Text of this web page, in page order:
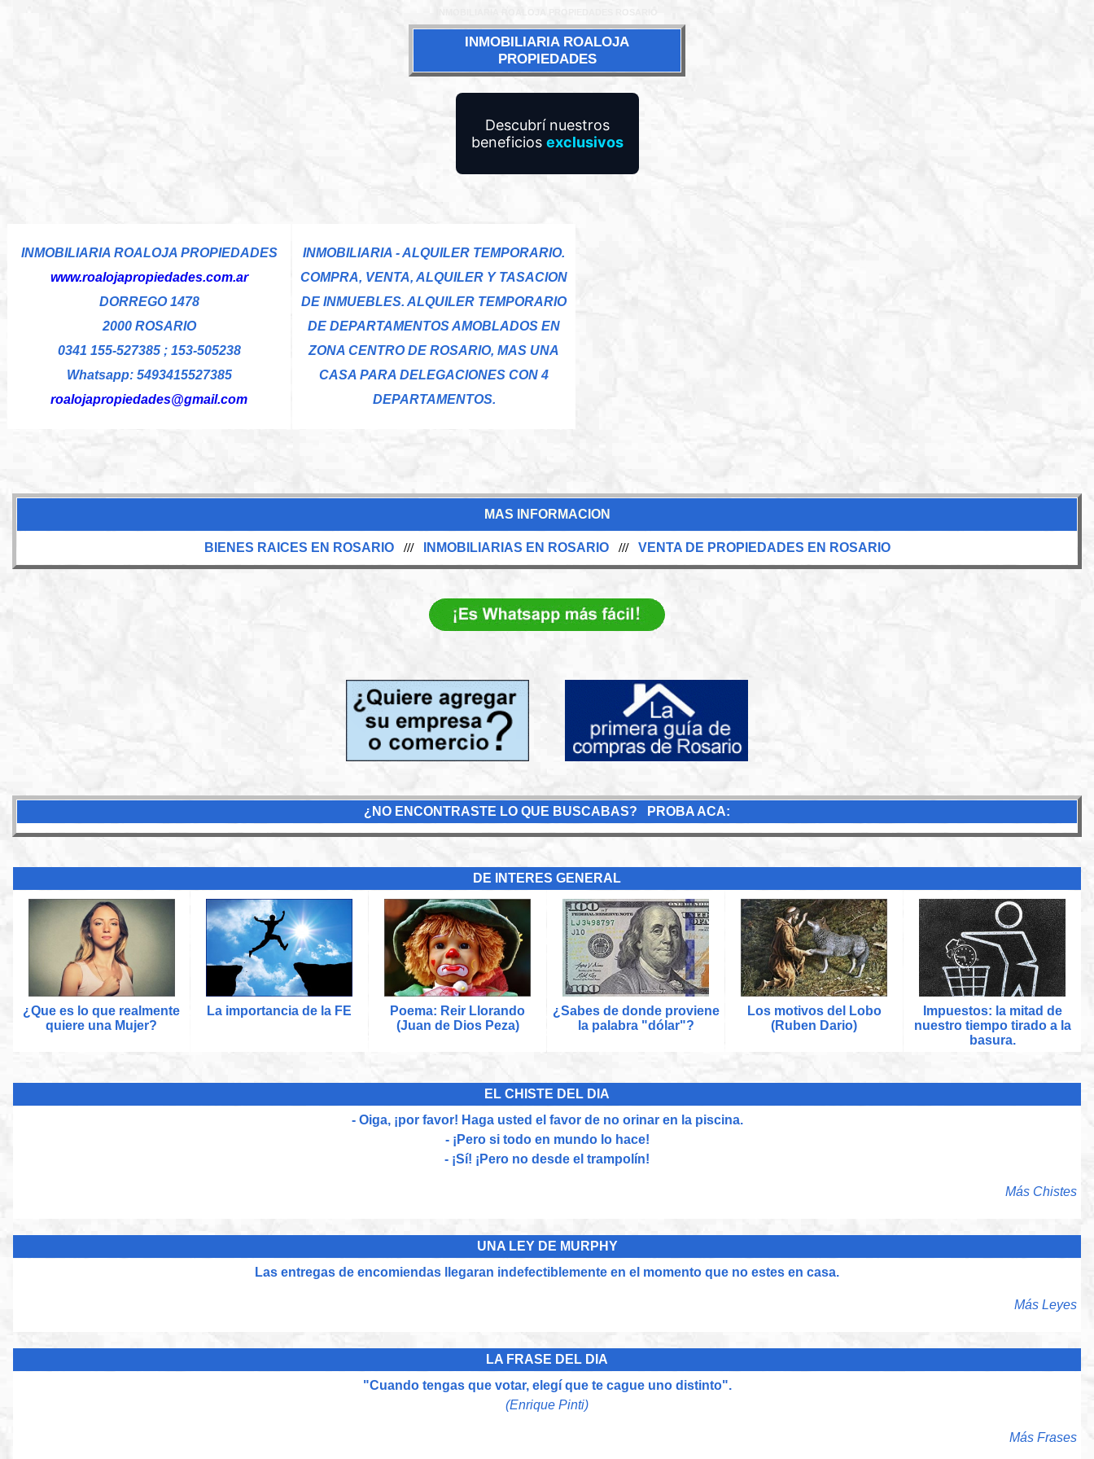
INMOBILIARIA ROALOJA
PROPIEDADES
Descubrí nuestros
beneficios exclusivos
INMOBILIARIA ROALOJA PROPIEDADES
www.roalojapropiedades.com.ar
DORREGO 1478
2000 ROSARIO
0341 155-527385 ; 153-505238
Whatsapp: 5493415527385
roalojapropiedades@gmail.com
INMOBILIARIA - ALQUILER TEMPORARIO.
COMPRA, VENTA, ALQUILER Y TASACION
DE INMUEBLES. ALQUILER TEMPORARIO
DE DEPARTAMENTOS AMOBLADOS EN
ZONA CENTRO DE ROSARIO, MAS UNA
CASA PARA DELEGACIONES CON 4
DEPARTAMENTOS.
MAS INFORMACION
BIENES RAICES EN ROSARIO/// INMOBILIARIAS EN ROSARIO/// VENTA DE PROPIEDADES EN ROSARIO
¿NO ENCONTRASTE LO QUE BUSCABAS? PROBA ACA:
DE INTERES GENERAL
¿Que es lo que realmente
quiere una Mujer?
La importancia de la FE
Poema: Reir Llorando
(Juan de Dios Peza)
¿Sabes de donde proviene
la palabra "dólar"?
Los motivos del Lobo
(Ruben Dario)
Impuestos: la mitad de
nuestro tiempo tirado a la
basura.
EL CHISTE DEL DIA
- Oiga, ¡por favor! Haga usted el favor de no orinar en la piscina.
- ¡Pero si todo en mundo lo hace!
- ¡Sí! ¡Pero no desde el trampolín!
Más Chistes
UNA LEY DE MURPHY
Las entregas de encomiendas llegaran indefectiblemente en el momento que no estes en casa.
Más Leyes
LA FRASE DEL DIA
"Cuando tengas que votar, elegí que te cague uno distinto".
(Enrique Pinti)
Más Frases